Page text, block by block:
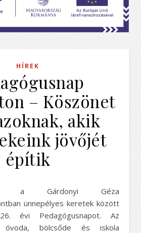
HÍREK
– Köszönet
akik
jövőjét
építik
ünnepélyes keretek között
évi Pedagógusnapot. Az
óvoda, bölcsőde és iskola